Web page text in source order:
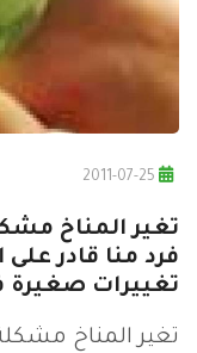
تغير المناخ
فرد منا قادر
تغييرات صغيرة
تغير المناخ